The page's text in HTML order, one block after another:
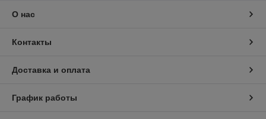
О нас
Контакты
Доставка и оплата
График работы